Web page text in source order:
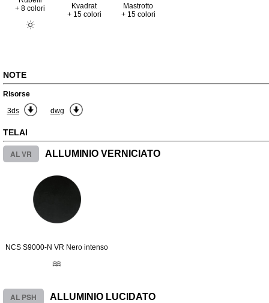
+ 8 colori
Kvadrat
+ 15 colori
Mastrotto
+ 15 colori
NOTE
Risorse
3ds
dwg
TELAI
AL VR ALLUMINIO VERNICIATO
NCS S9000-N VR Nero intenso
AL PSH ALLUMINIO LUCIDATO